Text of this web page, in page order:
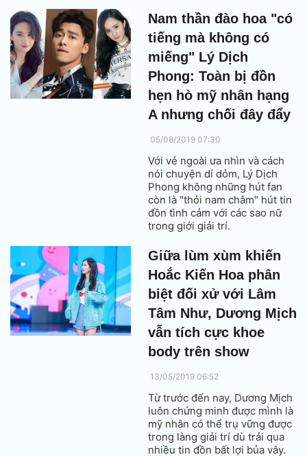
Nam thần đào hoa "có
tiếng mà không có
miếng" Lý Dịch
Phong: Toàn bị đồn
hẹn hò mỹ nhân hạng
A nhưng chối đây đẩy
05/08/2019 07:30
Với vẻ ngoài ưa nhìn và cách
nói chuyện dí dỏm, Lý Dịch
Phong không những hút fan
còn là "thỏi nam châm" hút tin
đồn tình cảm với các sao nữ
trong giới giải trí.
Giữa lùm xùm khiến
Hoắc Kiến Hoa phân
biệt đối xử với Lâm
Tâm Như, Dương Mịch
vẫn tích cực khoe
body trên show
13/05/2019 06:52
Từ trước đến nay, Dương Mịch
luôn chứng minh được mình là
mỹ nhân có thể trụ vững được
trong làng giải trí dù trải qua
nhiều tin đồn bất lợi bủa vây.